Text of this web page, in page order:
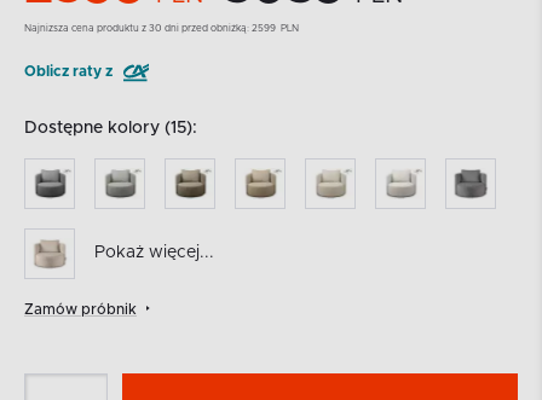
Najnizsza cena produktu z 30 dni przed obniżką: 2599 PLN
Oblicz raty z
Dostępne kolory (15):
Pokaż więcej...
Zamów próbnik